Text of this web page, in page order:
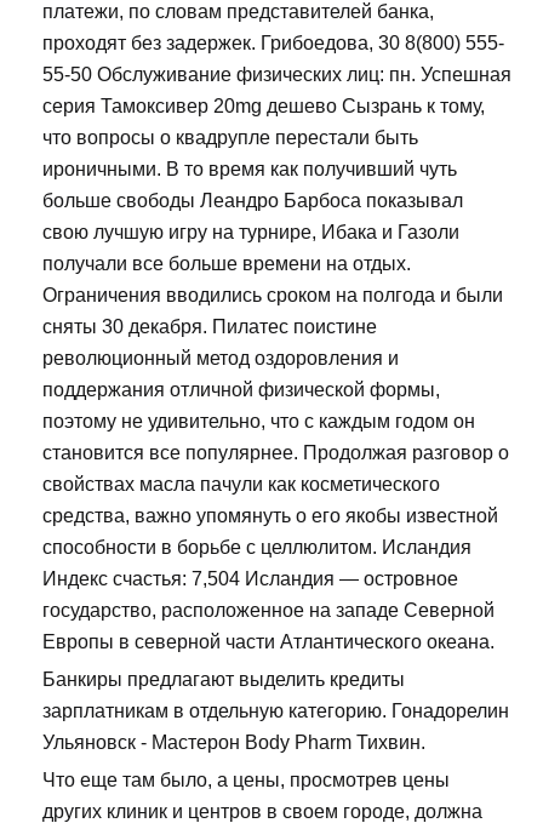
платежи, по словам представителей банка,
проходят без задержек. Грибоедова, 30 8(800) 555-
55-50 Обслуживание физических лиц: пн. Успешная
серия Тамоксивер 20mg дешево Сызрань к тому,
что вопросы о квадрупле перестали быть
ироничными. В то время как получивший чуть
больше свободы Леандро Барбоса показывал
свою лучшую игру на турнире, Ибака и Газоли
получали все больше времени на отдых.
Ограничения вводились сроком на полгода и были
сняты 30 декабря. Пилатес поистине
революционный метод оздоровления и
поддержания отличной физической формы,
поэтому не удивительно, что с каждым годом он
становится все популярнее. Продолжая разговор о
свойствах масла пачули как косметического
средства, важно упомянуть о его якобы известной
способности в борьбе с целлюлитом. Исландия
Индекс счастья: 7,504 Исландия — островное
государство, расположенное на западе Северной
Европы в северной части Атлантического океана.
Банкиры предлагают выделить кредиты
зарплатникам в отдельную категорию. Гонадорелин
Ульяновск - Мастерон Body Pharm Тихвин.
Что еще там было, а цены, просмотрев цены
других клиник и центров в своем городе, должна